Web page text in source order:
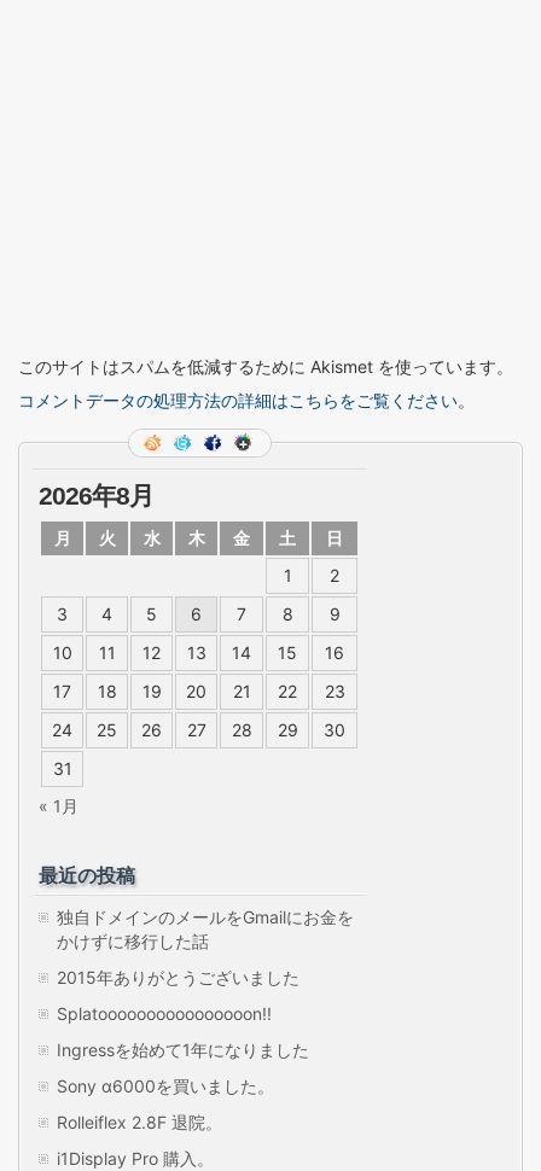
このサイトはスパムを低減するために Akismet を使っています。
コメントデータの処理方法の詳細はこちらをご覧ください。
2026年8月
月 火 水 木 金 土
日
1
2
3
4 5 6 7 8
9
10
11 12 13 14 15
16
17
18 19 20 21 22
23
24
25 26 27 28 29
30
31
« 1月
最近の投稿
独自ドメインのメールをGmailにお金を
かけずに移行した話
2015年ありがとうございました
Splatoooooooooooooooon!!
Ingressを始めて1年になりました
Sony α6000を買いました。
Rolleiflex 2.8F 退院。
i1Display Pro 購入。